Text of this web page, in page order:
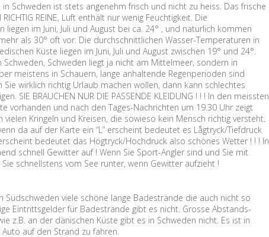
in Schweden ist stets angenehm frisch und nicht zu heiss. Das frische
RICHTIG REINE, Luft enthält nur wenig Feuchtigkeit. Die
im Juni, Juli und August bei ca. 24° , und natürlich kommen
als 30° oft vor. Die durchschnittlichen Wasser-Temperaturen in
Küste liegen im Juni, Juli und August zwischen 19° und 24°.
Schweden liegt ja nicht am Mittelmeer, sondern in
meistens in Schauern, lange anhaltende Regenperioden sind
wirklich richtig Urlaub machen wollen, dann kann schlechtes
SIE BRAUCHEN NUR DIE PASSENDE KLEIDUNG ! ! ! In den meissten
vorhanden und nach den Tages-Nachrichten um 19.30 Uhr zeigt
Kringeln und Kreisen, die sowieso kein Mensch richtig versteht.
da auf der Karte ein “L” erscheint bedeutet es Lågtryck/Tiefdruck
bedeutet das Högtryck/Hochdruck also schönes Wetter ! ! ! In
schnell Gewitter auf ! Wenn Sie Sport-Angler sind und Sie mit
schnellstens vom See runter, wenn Gewitter aufzieht !
Südschweden viele schöne lange Badestrände die auch nicht so
Eintrittsgelder für Badestrände gibt es nicht. Grosse Abstands-
z.B. an der dänischen Küste gibt es in Schweden nicht. Es ist in
auf den Strand zu fahren.